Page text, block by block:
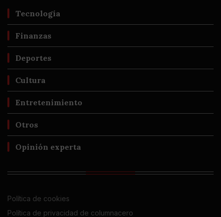
Tecnología
Finanzas
Deportes
Cultura
Entretenimiento
Otros
Opinión experta
Política de cookies
Política de privacidad de columnacero